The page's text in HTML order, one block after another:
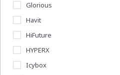
Glorious
Havit
HiFuture
HYPERX
Icybox
Használati útmutatók
Pályázatok
Végleges adattörlés
Acershop üzletünk